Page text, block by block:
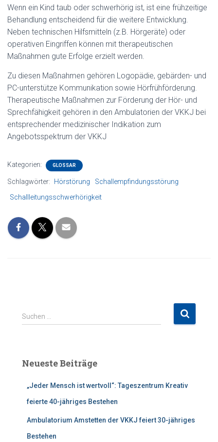
Wenn ein Kind taub oder schwerhörig ist, ist eine frühzeitige
Behandlung entscheidend für die weitere Entwicklung.
Neben technischen Hilfsmitteln (z.B. Hörgeräte) oder
operativen Eingriffen können mit therapeutischen
Maßnahmen gute Erfolge erzielt werden.
Zu diesen Maßnahmen gehören Logopädie, gebärden- und
PC-unterstütze Kommunikation sowie Hörfrühförderung.
Therapeutische Maßnahmen zur Förderung der Hör- und
Sprechfähigkeit gehören in den Ambulatorien der VKKJ bei
entsprechender medizinischer Indikation zum
Angebotsspektrum der VKKJ
Kategorien: GLOSSAR
Schlagwörter: Hörstörung
Schallempfindungsstörung
Schallleitungsschwerhörigkeit
S
u
n
Suchen …
Neueste Beiträge
„Jeder Mensch ist wertvoll“: Tageszentrum Kreativ
feierte 40-jähriges Bestehen
Ambulatorium Amstetten der VKKJ feiert 30-jähriges
Bestehen